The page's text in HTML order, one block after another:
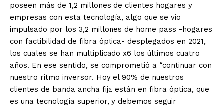
poseen más de 1,2 millones de clientes hogares y
empresas con esta tecnología, algo que se vio
impulsado por los 3,2 millones de home pass -hogares
con factibilidad de fibra óptica- desplegados en 2021,
los cuales se han multiplicado x6 los últimos cuatro
años. En ese sentido, se comprometió a “continuar con
nuestro ritmo inversor. Hoy el 90% de nuestros
clientes de banda ancha fija están en fibra óptica, que
es una tecnología superior, y debemos seguir